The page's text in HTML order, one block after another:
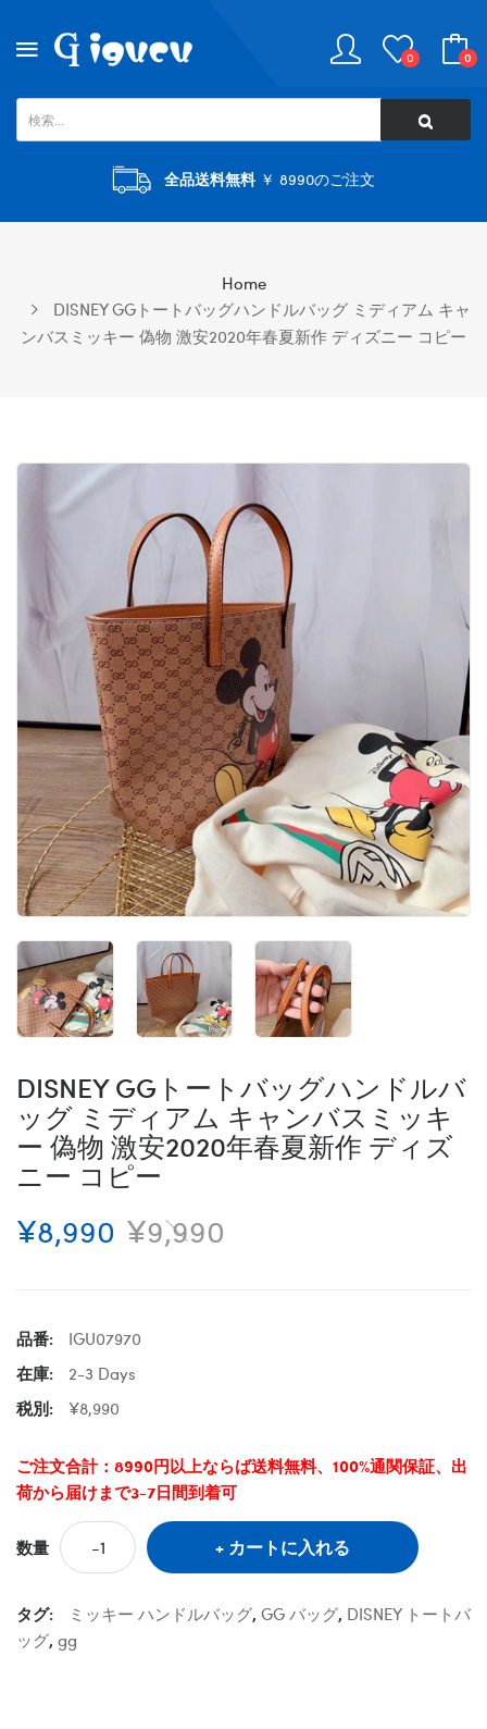
0 0
全品送料無料￥ 8990のご注文
Home
DISNEY GGトートバッグハンドルバッグ ミディアム キャ
ンバスミッキー 偽物 ​激安2020年春夏新作 ディズニー コピー
DISNEY GGトートバッグハンドルバ
ッグ ミディアム キャンバスミッキ
ー 偽物 ​激安2020年春夏新作 ディズ
ニー コピー
¥8,990 ¥9,990
品番:
IGU07970
在庫:
2-3 Days
税別:
¥8,990
ご注文合計：8990円以上ならば送料無料、100%通関保証、出
荷から届けまで3-7日間到着可
数量 カートに入れる
タグ: ミッキー ハンドルバッグ, GG バッグ, DISNEY トートバ
ッグ, gg